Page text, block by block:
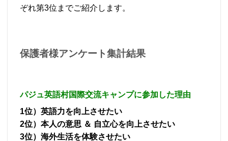
ぞれ第3位までご紹介します。
保護者様アンケート集計結果
パジュ英語村国際交流キャンプに参加した理由
1位）英語力を向上させたい
2位）本人の意思 ＆ 自立心を向上させたい
3位）海外生活を体験させたい